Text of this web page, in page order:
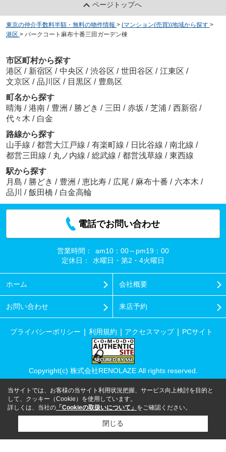
ページトップへ
東京の仲介手数料半額・無料の物件情報 > (マンション(売買))地域から探す >
港区 > パークコート麻布十番三田ガーデン棟
市区町村から探す
港区 / 新宿区 / 中央区 / 渋谷区 / 世田谷区 / 江東区 /
文京区 / 品川区 / 目黒区 / 豊島区
町名から探す
晴海 / 港南 / 豊洲 / 勝どき / 三田 / 赤坂 / 芝浦 / 西新宿 /
代々木 / 白金
路線から探す
山手線 / 都営大江戸線 / 有楽町線 / 日比谷線 / 南北線 /
都営三田線 / 丸ノ内線 / 総武線 / 都営浅草線 / 東西線
駅から探す
月島 / 勝どき / 豊洲 / 恵比寿 / 広尾 / 麻布十番 / 六本木 /
品川
/ 飯田橋 / 白金高輪
電話でお問い合わせ
営業時間：
am10：00～pm19：00
定休日：
水曜日・第2・4火曜日
ホーム 会社概要
お問い合わせ 来店予約
プライバシーポリシー 利用規約 アクセスマップ PCサイト
Copyright(c) 株式会社RENOLAZE All rights reserved.
当サイトでは、お客様の当サイト利用状況把握、サービス向上検討を目的と
して、クッキー（Cookie）を使用しています。
詳しくは、当社の 「Cookieの取扱いについて」 をご確認ください。
閉じる